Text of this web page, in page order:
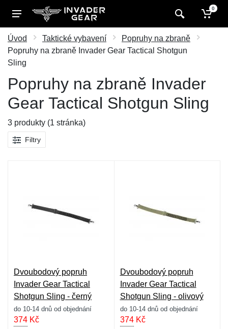
0
Úvod Taktické vybavení
Popruhy na zbraně
Popruhy na zbraně Invader Gear Tactical Shotgun
Sling
Popruhy na zbraně Invader
Gear Tactical Shotgun Sling
3 produkty (1 stránka)
Filtry
Dvoubodový popruh
Invader Gear Tactical
Shotgun Sling - černý
do 10-14 dnů od objednání
374 Kč
Dvoubodový popruh
Invader Gear Tactical
Shotgun Sling - olivový
do 10-14 dnů od objednání
374Kč